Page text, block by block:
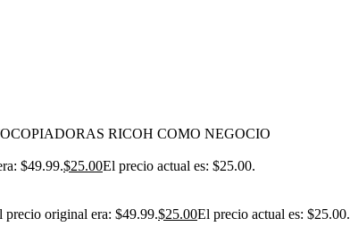
RICOH COMO NEGOCIO
$49.99.$25.00El precio actual es: $25.00.
precio original era: $49.99.$25.00El precio actual es: $25.00.